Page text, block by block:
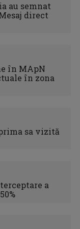
au semnat
direct
în MApN
în zona
sa vizită
a